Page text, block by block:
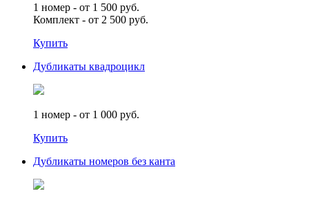
1 номер - от 1 500 руб.
Комплект - от 2 500 руб.
Купить
Дубликаты квадроцикл
1 номер - от 1 000 руб.
Купить
Дубликаты номеров без канта